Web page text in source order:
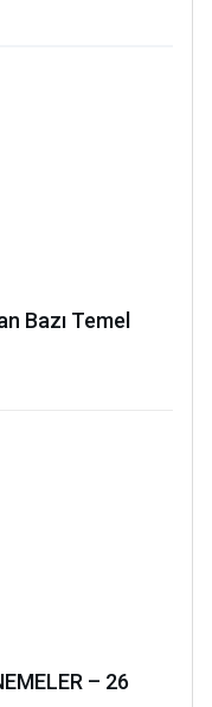
Bazı Temel
– 26